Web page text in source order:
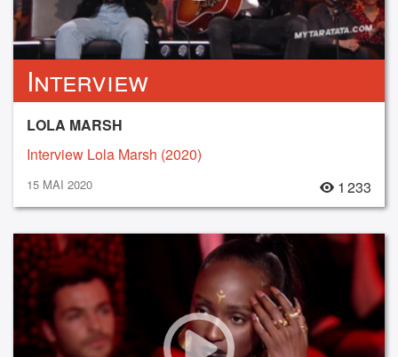
Interview
LOLA MARSH
Interview Lola Marsh (2020)
15 MAI 2020 1 233